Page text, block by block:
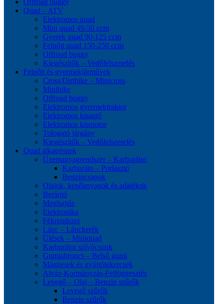
Offroad buggy
Quad – ATV
Elektromos quad
Mini quad 49-50 ccm
Gyerek quad 90-125 ccm
Felnőtt quad 150-250 ccm
Offroad buggy
Kiegészítők – Vedőfelszerelés
Felnőtt és gyermekjárművek
Cross/Dirtbike – Minicross
Minibike
Offroad buggy
Elektromos gyermektraktor
Elektromos kisautó
Elektromos kismotor
Tologató járgány
Kiegészítők – Vedőfelszerelés
Quad alkatrészek
Üzemanyagrendszer – Karburátor
Karburáto – Porlasztó
Benzincsapok
Olajok, kenőanyagok és adalékok
Berántó
Meghajtás
Elektronika
Fékrendszer
Lánc – Lánckerék
Ülések – Miniquad
Karburátor szívócsonk
Gumiabroncs – Belső gumi
Mágnesek és gyújtótekercsek
Alváz-Kormányzás-Felfüggesztés
Levegő – Olaj – Benzin szűrők
Levegő szűrők
Benzin szűrők